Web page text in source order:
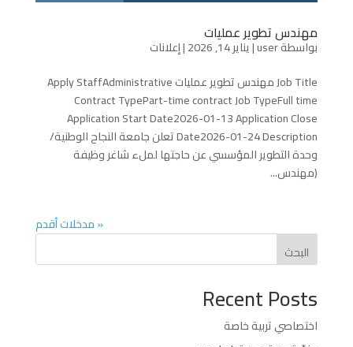
مهندس تطوير عمليات
بواسطةuser
|يناير 14, 2026 |إعلانات
Job Title مهندس تطوير عمليات Apply StaffAdministrative
Contract TypePart-time contract Job TypeFull time
Application Start Date2026-01-13 Application Close
Date2026-01-24 Description تعلن جامعة النجاح الوطنية/
وحدة التطوير المؤسسي عن حاجتها لملء شاغر وظيفة
(مهندس...
« مدخلات أقدم
البحث
Recent Posts
اختصاصي تربية خاصة